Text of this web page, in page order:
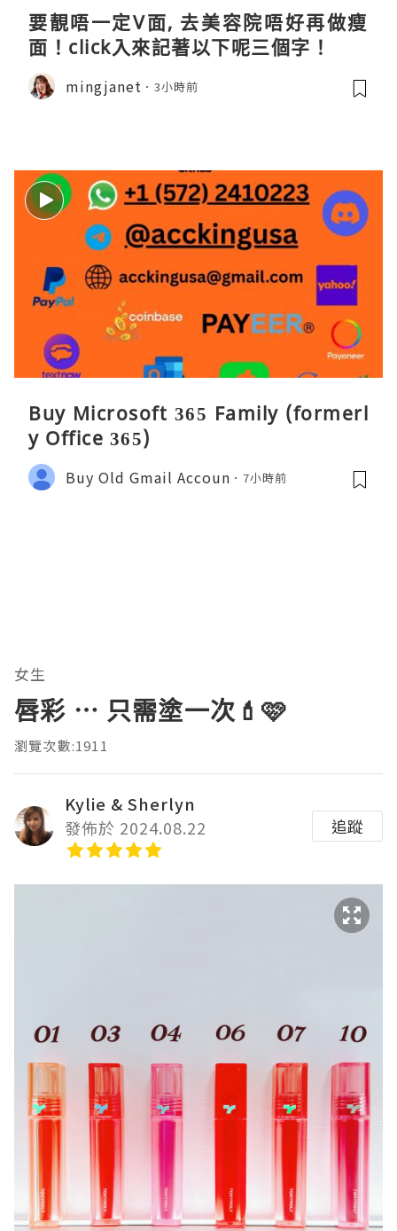
要靚唔一定V面, 去美容院唔好再做瘦
面！click入來記著以下呢三個字！
mingjanet 3小時前
Buy Microsoft 365 Family (formerl
y Office 365)
Buy Old Gmail Accoun 7小時前
女生
唇彩 ⋯ 只需塗一次💄🩷
瀏覽次數:1911
Kylie & Sherlyn
發佈於 2024.08.22
追蹤